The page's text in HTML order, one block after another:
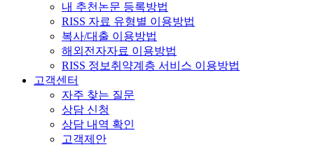
내 추천논문 등록방법
RISS 자료 유형별 이용방법
복사/대출 이용방법
해외전자자료 이용방법
RISS 정보취약계층 서비스 이용방법
고객센터
자주 찾는 질문
상담 신청
상담 내역 확인
고객제안